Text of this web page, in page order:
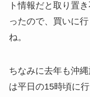
ト情報だと取り置
ったので、買いに
ね。
ちなみに去年も沖
は平日の15時頃に